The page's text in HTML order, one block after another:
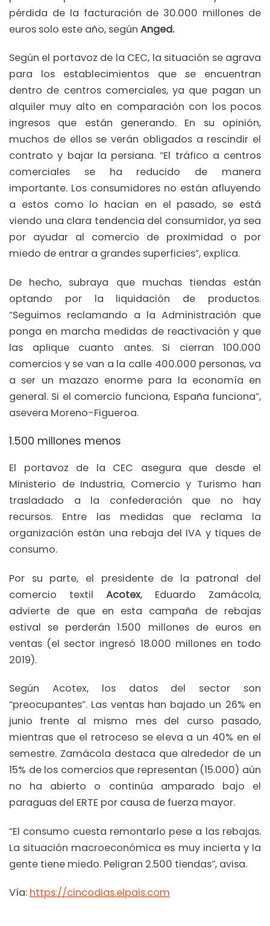
pérdida de la facturación de 30.000 millones de
euros solo este año, según Anged.
Según el portavoz de la CEC, la situación se agrava
para los establecimientos que se encuentran
dentro de centros comerciales, ya que pagan un
alquiler muy alto en comparación con los pocos
ingresos que están generando. En su opinión,
muchos de ellos se verán obligados a rescindir el
contrato y bajar la persiana. “El tráfico a centros
comerciales se ha reducido de manera
importante. Los consumidores no están afluyendo
a estos como lo hacían en el pasado, se está
viendo una clara tendencia del consumidor, ya sea
por ayudar al comercio de proximidad o por
miedo de entrar a grandes superficies”, explica.
De hecho, subraya que muchas tiendas están
optando por la liquidación de productos.
“Seguimos reclamando a la Administración que
ponga en marcha medidas de reactivación y que
las aplique cuanto antes. Si cierran 100.000
comercios y se van a la calle 400.000 personas, va
a ser un mazazo enorme para la economía en
general. Si el comercio funciona, España funciona”,
asevera Moreno-Figueroa.
1.500 millones menos
El portavoz de la CEC asegura que desde el
Ministerio de Industria, Comercio y Turismo han
trasladado a la confederación que no hay
recursos. Entre las medidas que reclama la
organización están una rebaja del IVA y tiques de
consumo.
Por su parte, el presidente de la patronal del
comercio textil Acotex, Eduardo Zamácola,
advierte de que en esta campaña de rebajas
estival se perderán 1.500 millones de euros en
ventas (el sector ingresó 18.000 millones en todo
2019).
Según Acotex, los datos del sector son
“preocupantes”. Las ventas han bajado un 26% en
junio frente al mismo mes del curso pasado,
mientras que el retroceso se eleva a un 40% en el
semestre. Zamácola destaca que alrededor de un
15% de los comercios que representan (15.000) aún
no ha abierto o continúa amparado bajo el
paraguas del ERTE por causa de fuerza mayor.
“El consumo cuesta remontarlo pese a las rebajas.
La situación macroeconómica es muy incierta y la
gente tiene miedo. Peligran 2.500 tiendas”, avisa.
Vía: https://cincodias.elpais.com